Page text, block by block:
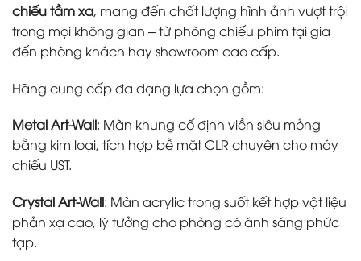
chiếu tầm xa, mang đến chất lượng hình ảnh vượt trội
trong mọi không gian – từ phòng chiếu phim tại gia
đến phòng khách hay showroom cao cấp.
Hãng cung cấp đa dạng lựa chọn gồm:
Metal Art-Wall: Màn khung cố định viền siêu mỏng
bằng kim loại, tích hợp bề mặt CLR chuyên cho máy
chiếu UST.
Crystal Art-Wall: Màn acrylic trong suốt kết hợp vật liệu
phản xạ cao, lý tưởng cho phòng có ánh sáng phức
tạp.